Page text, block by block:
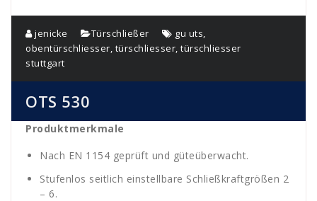
jenicke Türschließer gu uts,
obentürschliesser, türschliesser, türschliesser
stuttgart
OTS 530
Produktmerkmale
Nach EN 1154 geprüft und güteüberwacht.
Stufenlos seitlich einstellbare Schließkraftgrößen 2
– 6.